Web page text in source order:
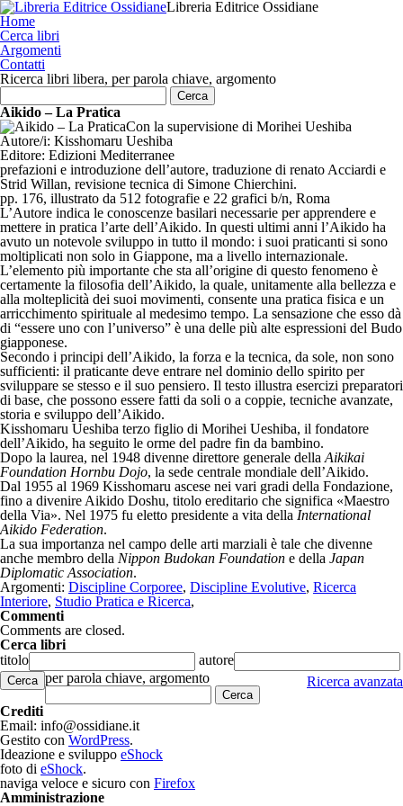
Libreria Editrice Ossidiane
Home
Cerca libri
Argomenti
Contatti
Ricerca libri libera, per parola chiave, argomento
Aikido – La Pratica
Con la supervisione di Morihei Ueshiba
Autore/i: Kisshomaru Ueshiba
Editore: Edizioni Mediterranee
prefazioni e introduzione dell’autore, traduzione di renato Acciardi e
Strid Willan, revisione tecnica di Simone Chierchini.
pp. 176, illustrato da 512 fotografie e 22 grafici b/n, Roma
L’Autore indica le conoscenze basilari necessarie per apprendere e
mettere in pratica l’arte dell’Aikido. In questi ultimi anni l’Aikido ha
avuto un notevole sviluppo in tutto il mondo: i suoi praticanti si sono
moltiplicati non solo in Giappone, ma a livello internazionale.
L’elemento più importante che sta all’origine di questo fenomeno è
certamente la filosofia dell’Aikido, la quale, unitamente alla bellezza e
alla molteplicità dei suoi movimenti, consente una pratica fisica e un
arricchimento spirituale al medesimo tempo. La sensazione che esso dà
di “essere uno con l’universo” è una delle più alte espressioni del Budo
giapponese.
Secondo i principi dell’Aikido, la forza e la tecnica, da sole, non sono
sufficienti: il praticante deve entrare nel dominio dello spirito per
sviluppare se stesso e il suo pensiero. Il testo illustra esercizi preparatori
di base, che possono essere fatti da soli o a coppie, tecniche avanzate,
storia e sviluppo dell’Aikido.
Kisshomaru Ueshiba terzo figlio di Morihei Ueshiba, il fondatore
dell’Aikido, ha seguito le orme del padre fin da bambino.
Dopo la laurea, nel 1948 divenne direttore generale della Aikikai
Foundation Hornbu Dojo, la sede centrale mondiale dell’Aikido.
Dal 1955 al 1969 Kisshomaru ascese nei vari gradi della Fondazione,
fino a divenire Aikido Doshu, titolo ereditario che significa «Maestro
della Via». Nel 1975 fu eletto presidente a vita della International
Aikido Federation.
La sua importanza nel campo delle arti marziali è tale che divenne
anche membro della Nippon Budokan Foundation e della Japan
Diplomatic Association.
Argomenti: Discipline Corporee, Discipline Evolutive, Ricerca
Interiore, Studio Pratica e Ricerca,
Commenti
Comments are closed.
Cerca libri
titolo
autore
Cerca Ricerca avanzata
per parola chiave, argomento
Crediti
Email: info@ossidiane.it
Gestito con WordPress.
Ideazione e sviluppo eShock
foto di eShock.
naviga veloce e sicuro con Firefox
Amministrazione